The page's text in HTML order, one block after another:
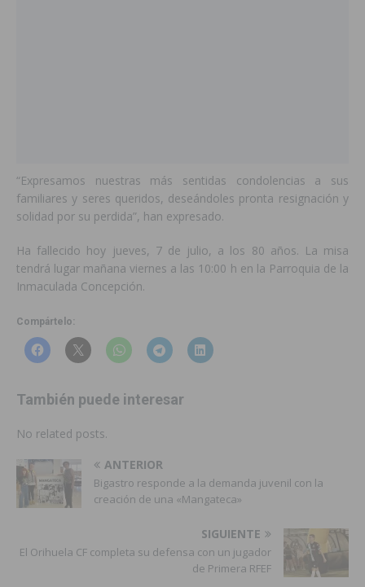
“Expresamos nuestras más sentidas condolencias a sus
familiares y seres queridos, deseándoles pronta resignación y
solidad por su perdida”, han expresado.
Ha fallecido hoy jueves, 7 de julio, a los 80 años. La misa
tendrá lugar mañana viernes a las 10:00 h en la Parroquia de la
Inmaculada Concepción.
Compártelo:
También puede interesar
No related posts.
ANTERIOR
Bigastro responde a la demanda juvenil con la
creación de una «Mangateca»
SIGUIENTE
El Orihuela CF completa su defensa con un jugador
de Primera RFEF